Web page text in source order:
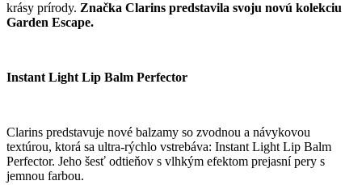
krásy prírody. Značka Clarins predstavila svoju novú kolekciu
Garden Escape.
Instant Light Lip Balm Perfector
Clarins predstavuje nové balzamy so zvodnou a návykovou
textúrou, ktorá sa ultra-rýchlo vstrebáva: Instant Light Lip Balm
Perfector. Jeho šesť odtieňov s vlhkým efektom prejasní pery s
jemnou farbou.